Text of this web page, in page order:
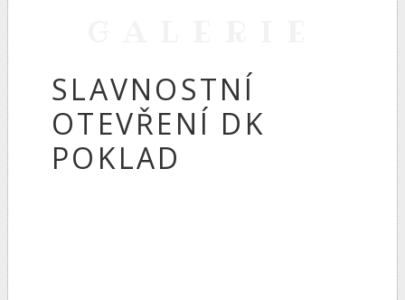
SLAVNOSTNÍ
OTEVŘENÍ DK
POKLAD